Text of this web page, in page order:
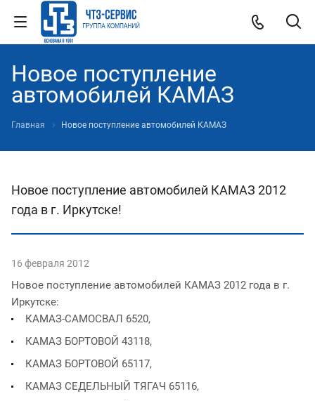
Новое поступление
автомобилей КАМАЗ
Главная Новое поступление автомобилей КАМАЗ
Новое поступление автомобилей КАМАЗ 2012
года в г. Иркутске!
16 февраля 2012
Новое поступление автомобилей КАМАЗ 2012 года в г.
Иркутске:
КАМАЗ-САМОСВАЛ 6520,
КАМАЗ БОРТОВОЙ 43118,
КАМАЗ БОРТОВОЙ 65117,
КАМАЗ СЕДЕЛЬНЫЙ ТЯГАЧ 65116,